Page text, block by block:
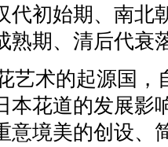
代初始期、南北
熟期、清后代衰
艺术的起源国，
本花道的发展影
意境美的创设、